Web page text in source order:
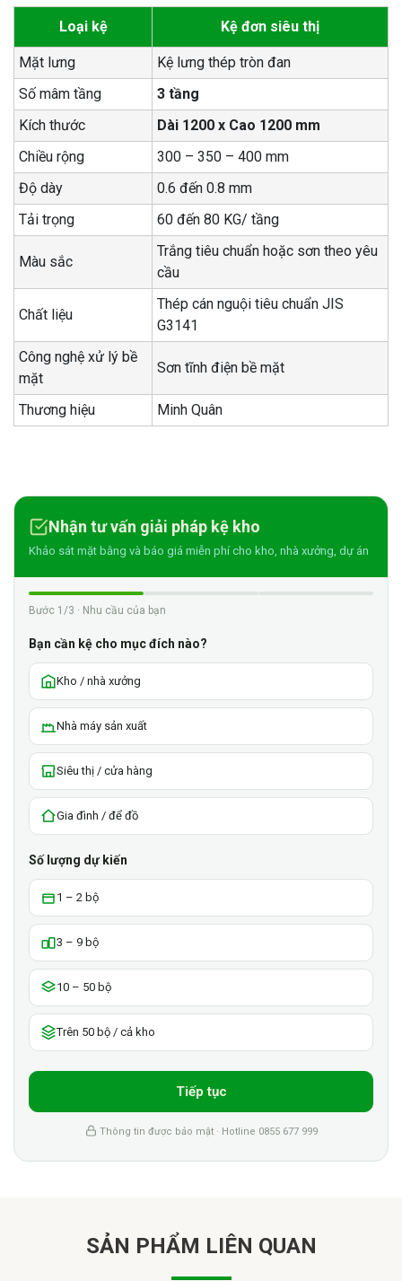
Loại kệ Kệ đơn siêu thị
Mặt lưng
Kệ lưng thép tròn đan
Số mâm tầng
3 tầng
Kích thước
Dài 1200 x Cao 1200 mm
Chiều rộng
300 – 350 – 400 mm
Độ dày
0.6 đến 0.8 mm
Tải trọng
60 đến 80 KG/ tầng
Màu sắc
Trắng tiêu chuẩn hoặc sơn theo yêu
cầu
Chất liệu
Thép cán nguội tiêu chuẩn JIS
G3141
Công nghệ xử lý bề
mặt
Sơn tĩnh điện bề mặt
Thương hiệu Minh Quân
Nhận tư vấn giải pháp kệ kho
Khảo sát mặt bằng và báo giá miễn phí cho kho, nhà xưởng, dự án
Bước 1/3 · Nhu cầu của bạn
Bạn cần kệ cho mục đích nào?
Kho / nhà xưởng
Nhà máy sản xuất
Siêu thị / cửa hàng
Gia đình / để đồ
Số lượng dự kiến
1 – 2 bộ
3 – 9 bộ
10 – 50 bộ
Trên 50 bộ / cả kho
Tiếp tục
Thông tin được bảo mật · Hotline 0855 677 999
SẢN PHẨM LIÊN QUAN